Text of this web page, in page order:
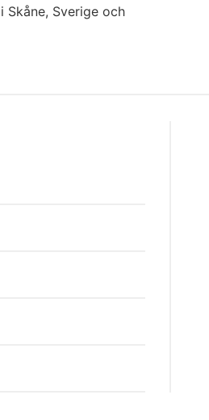
Skåne, Sverige och